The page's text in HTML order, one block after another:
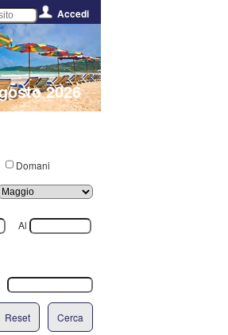
Accedi
2026
Domani
Al
Cerca
Reset